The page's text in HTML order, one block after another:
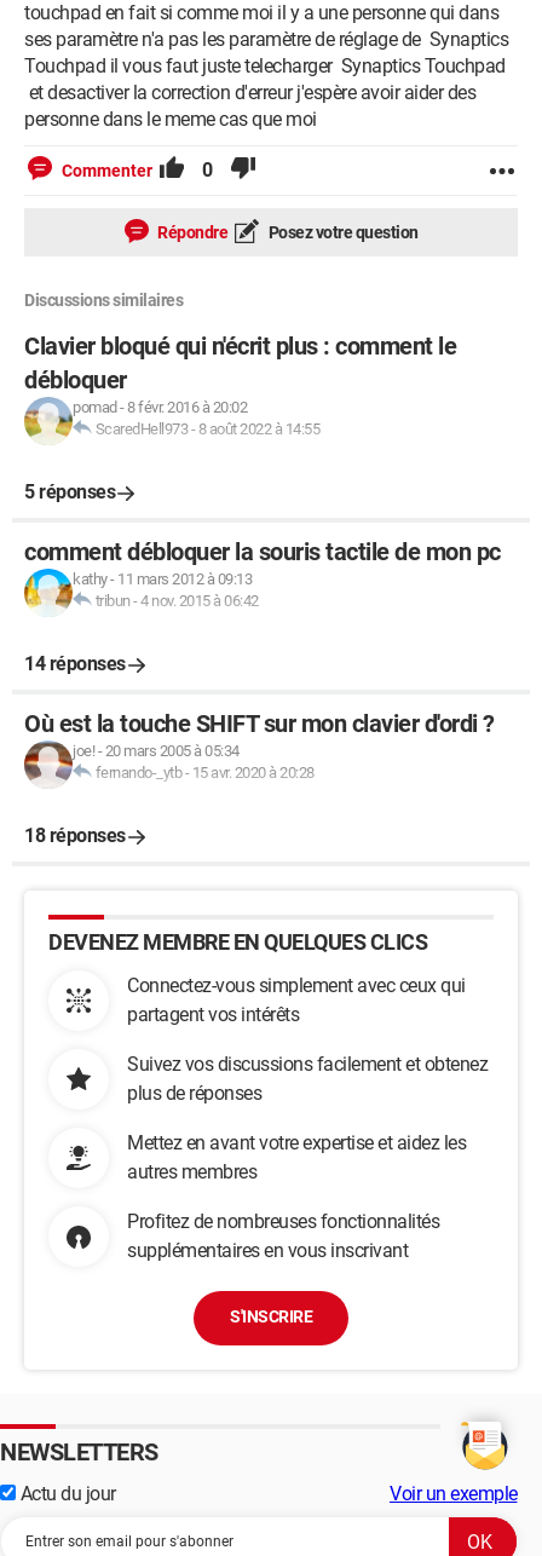
touchpad en fait si comme moi il y a une personne qui dans
ses paramètre n'a pas les paramètre de réglage de Synaptics
Touchpad il vous faut juste telecharger Synaptics Touchpad
et desactiver la correction d'erreur j'espère avoir aider des
personne dans le meme cas que moi
Commenter 0
Répondre Posez votre question
Discussions similaires
Clavier bloqué qui n'écrit plus : comment le
débloquer
pomad -8 févr. 2016 à 20:02
ScaredHell973- 8 août 2022 à 14:55
5 réponses
comment débloquer la souris tactile de mon pc
kathy- 11 mars 2012 à 09:13
tribun-4 nov. 2015 à 06:42
14 réponses
Où est la touche SHIFT sur mon clavier d'ordi ?
joe!-20 mars 2005 à 05:34
fernando-_ytb- 15 avr. 2020 à 20:28
18 réponses
DEVENEZ MEMBRE EN QUELQUES CLICS
Connectez-vous simplement avec ceux qui
partagent vos intérêts
Suivez vos discussions facilement et obtenez
plus de réponses
Mettez en avant votre expertise et aidez les
autres membres
Profitez de nombreuses fonctionnalités
supplémentaires en vous inscrivant
S'INSCRIRE
NEWSLETTERS
Actu du jour Voir un exemple